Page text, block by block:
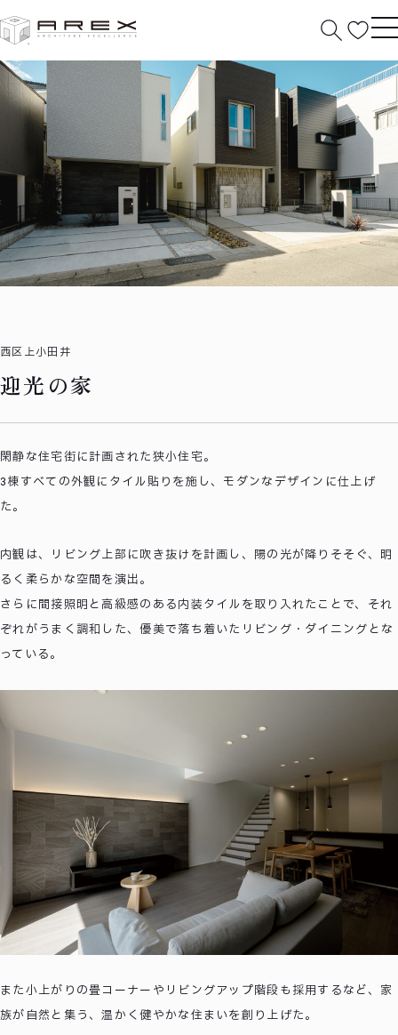
西区上小田井
迎光の家
閑静な住宅街に計画された狭小住宅。
3棟すべての外観にタイル貼りを施し、モダンなデザインに仕上げ
た。
内観は、リビング上部に吹き抜けを計画し、陽の光が降りそそぐ、明
るく柔らかな空間を演出。
さらに間接照明と高級感のある内装タイルを取り入れたことで、それ
ぞれがうまく調和した、優美で落ち着いたリビング・ダイニングとな
っている。
また小上がりの畳コーナーやリビングアップ階段も採用するなど、家
族が自然と集う、温かく健やかな住まいを創り上げた。